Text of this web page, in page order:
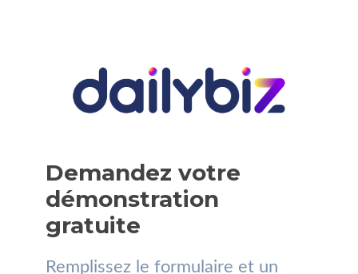
Demandez votre
démonstration
gratuite
Remplissez le formulaire et un